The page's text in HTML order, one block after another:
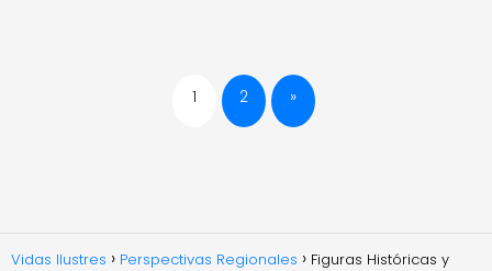
1 2 »
Vidas Ilustres Perspectivas Regionales Figuras Históricas y